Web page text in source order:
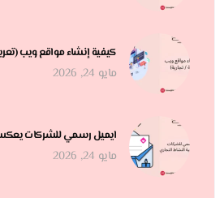
كيفية إنشاء مواقع ويب
مايو 24, 2026
ايميل رسمي للشركات يعكس
مايو 24, 2026